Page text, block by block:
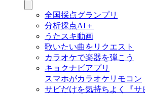
全国採点グランプリ
分析採点AI＋
うたスキ動画
歌いたい曲をリクエスト
カラオケで楽器を弾こう
キョクナビアプリ
スマホがカラオケリモコン
サビだけを気持ちよく『サ